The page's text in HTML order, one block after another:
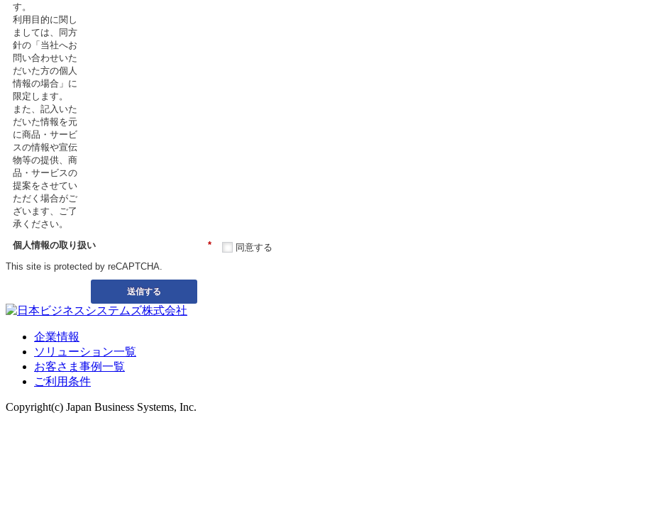
す。
利用目的に関し
ましては、同方
針の「当社へお
問い合わせいた
だいた方の個人
情報の場合」に
限定します。
また、記入いた
だいた情報を元
に商品・サービ
スの情報や宣伝
物等の提供、商
品・サービスの
提案をさせてい
ただく場合がご
ざいます、ご了
承ください。
*
個人情報の取り扱い
同意する
This site is protected by reCAPTCHA.
送信する
企業情報
ソリューション一覧
お客さま事例一覧
ご利用条件
Copyright(c) Japan Business Systems, Inc.